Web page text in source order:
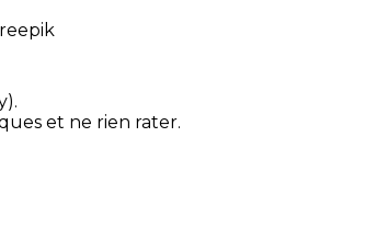
et ne rien rater.